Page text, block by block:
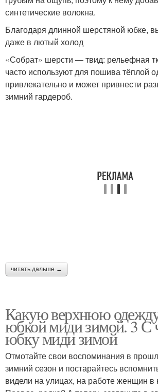
Вязаная юбка
Куртка с юбкой Юбки
Подходящий юбка
Куртка под длинную
синтетические волокна.
Благодаря длинной шерстяной юбке,
даже в лютый холод
«Собрат» шерсти — твид: рельефная
часто используют для пошива тёплой
привлекательно и может привнести
зимний гардероб.
читать дальше →
Какую верхнюю
юбкой миди зимой. 3 С
юбку миди зимой
Отмотайте свои воспоминания в
зимний сезон и постарайтесь
видели на улицах, на работе женщин